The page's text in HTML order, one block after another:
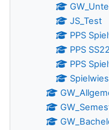
JS_Test
PPS
PPS
PPS